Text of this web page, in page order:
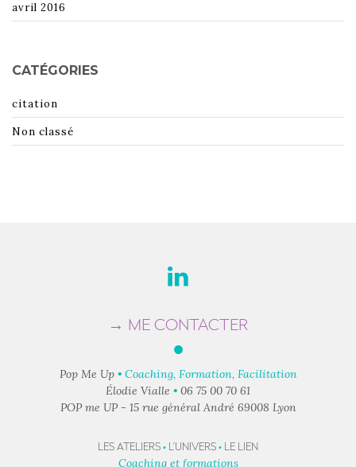
avril 2016
CATÉGORIES
citation
Non classé
→ ME CONTACTER
●
Pop Me Up • Coaching, Formation, Facilitation
Élodie Vialle • 06 75 00 70 61
POP me UP - 15 rue général André 69008 Lyon
LES ATELIERS • L’UNIVERS • LE LIEN
Coaching et formations